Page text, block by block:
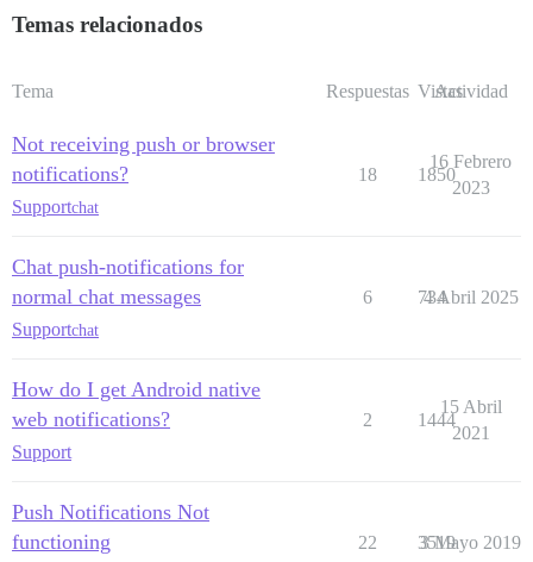
Temas relacionados
Tema Respuestas Vistas
Actividad
Not receiving push or browser
notifications?
Supportchat
18 1850
16 Febrero
2023
Chat push-notifications for
normal chat messages
Supportchat
6 734
4 Abril 2025
How do I get Android native
web notifications?
Support
2 1444
15 Abril
2021
Push Notifications Not
functioning
22 3519
3 Mayo 2019